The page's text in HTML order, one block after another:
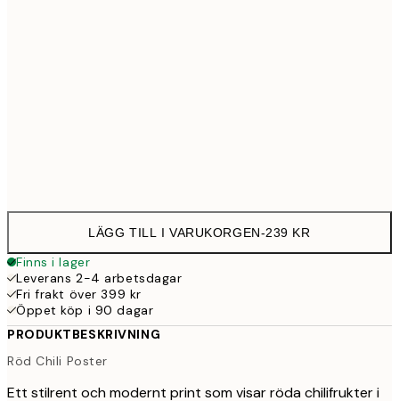
LÄGG TILL I VARUKORGEN-239 KR
Finns i lager
Leverans 2-4 arbetsdagar
Fri frakt över 399 kr
Öppet köp i 90 dagar
PRODUKTBESKRIVNING
Röd Chili Poster
Ett stilrent och modernt print som visar röda chilifrukter i